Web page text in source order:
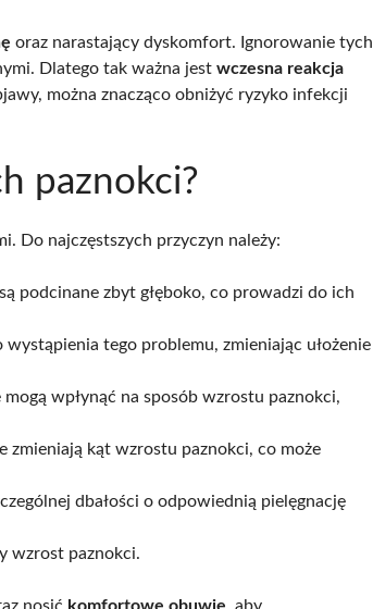
oraz narastający dyskomfort. Ignorowanie tych
Dlatego tak ważna jest wczesna reakcja
można znacząco obniżyć ryzyko infekcji
paznokci?
Do najczęstszych przyczyn należy:
podcinane zbyt głęboko, co prowadzi do ich
tego problemu, zmieniając ułożenie
wpłynąć na sposób wzrostu paznokci,
zmieniają kąt wzrostu paznokci, co może
dbałości o odpowiednią pielęgnację
wzrost paznokci.